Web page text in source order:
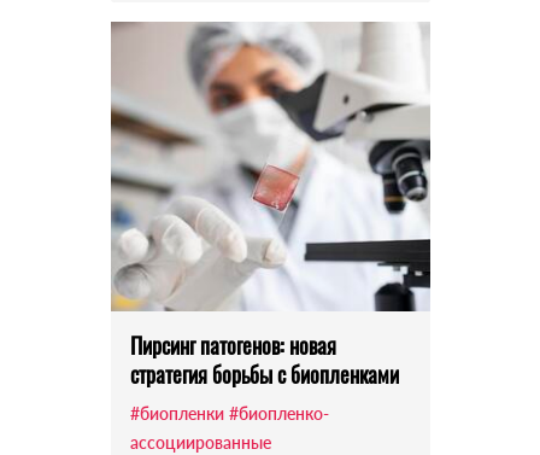
Пирсинг патогенов: новая
стратегия борьбы с биопленками
#биопленки #биопленко-
ассоциированные